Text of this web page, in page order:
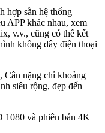
hợp sẵn hệ thống
APP khác nhau, xem
v.v., cũng có thể kết
không dây điện thoại
, Cân nặng chỉ khoảng
siêu rộng, đẹp đến
1080 và phiên bản 4K